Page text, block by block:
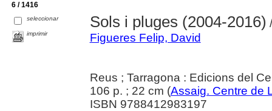
6 / 1416
seleccionar
imprimir
Sols i pluges (2004-2016)
Figueres Felip, David
Reus ; Tarragona : Edicions del
106 p. ; 22 cm (Assaig. Centre de
ISBN 9788412983197